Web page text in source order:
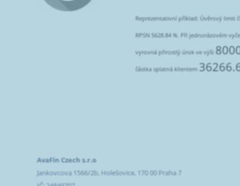
Reprezentativní příklad: Úvěrový limit
RPSN 5628.84 %. Při jednorázovém
vyrovná přirostlý úrok ve výši
částka splatná klientem
AvaFin Czech s.r.o
Jankovcova 1566/2b, Holešovice, 170 00 Praha 7